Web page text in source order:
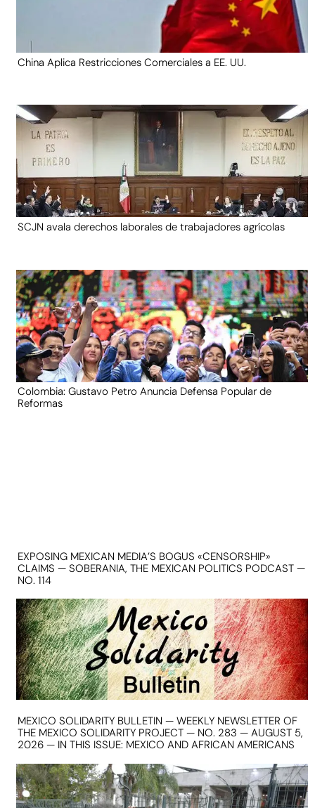
China Aplica Restricciones Comerciales a EE. UU.
SCJN avala derechos laborales de trabajadores agrícolas
Colombia: Gustavo Petro Anuncia Defensa Popular de
Reformas
EXPOSING MEXICAN MEDIA’S BOGUS «CENSORSHIP»
CLAIMS — SOBERANIA, THE MEXICAN POLITICS PODCAST —
NO. 114
MEXICO SOLIDARITY BULLETIN — WEEKLY NEWSLETTER OF
THE MEXICO SOLIDARITY PROJECT — NO. 283 — AUGUST 5,
2026 — IN THIS ISSUE: MEXICO AND AFRICAN AMERICANS